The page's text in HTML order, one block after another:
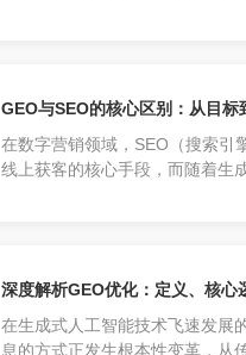
GEO与SEO的核心区别：从目标
在数字营销领域，SEO（搜索引
线上获客的核心手段，而随着生
深度解析GEO优化：定义、核心
在生成式人工智能技术飞速发展
息的方式正发生根本性变革，从